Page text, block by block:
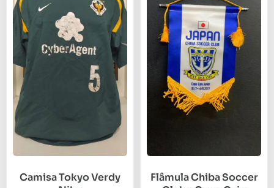
Camisa Tokyo Verdy
Flâmula Chiba Soccer